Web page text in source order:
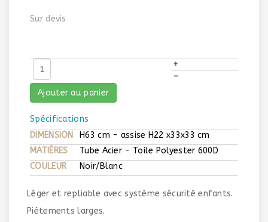
Sur devis
+
–
Ajouter au panier
Spécifications
DIMENSION
H63 cm - assise H22 x33x33 cm
MATIÈRES
Tube Acier - Toile Polyester 600D
COULEUR
Noir/Blanc
Léger et repliable avec système sécurité enfants.
Piétements larges.